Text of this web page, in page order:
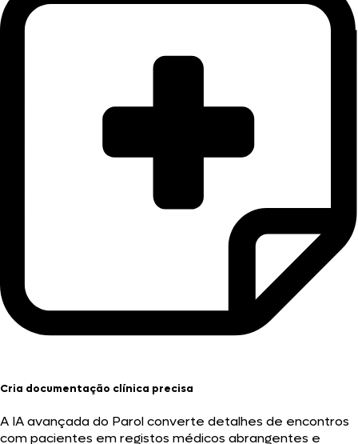
Cria documentação clínica precisa
A IA avançada do Parol converte detalhes de encontros
com pacientes em registos médicos abrangentes e